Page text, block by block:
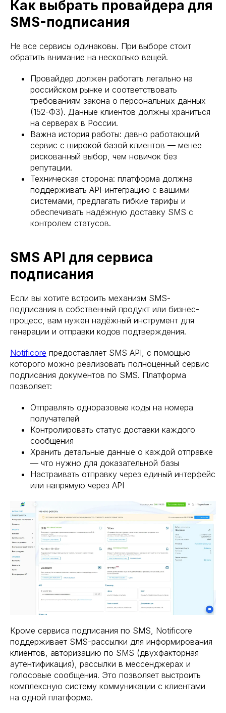
Как выбрать провайдера для
SMS-подписания
Не все сервисы одинаковы. При выборе стоит
обратить внимание на несколько вещей.
Провайдер должен работать легально на
российском рынке и соответствовать
требованиям закона о персональных данных
(152-ФЗ). Данные клиентов должны храниться
на серверах в России.
Важна история работы: давно работающий
сервис с широкой базой клиентов — менее
рискованный выбор, чем новичок без
репутации.
Техническая сторона: платформа должна
поддерживать API-интеграцию с вашими
системами, предлагать гибкие тарифы и
обеспечивать надёжную доставку SMS с
контролем статусов.
SMS API для сервиса
подписания
Если вы хотите встроить механизм SMS-
подписания в собственный продукт или бизнес-
процесс, вам нужен надёжный инструмент для
генерации и отправки кодов подтверждения.
Notificore предоставляет SMS API, с помощью
которого можно реализовать полноценный сервис
подписания документов по SMS. Платформа
позволяет:
Отправлять одноразовые коды на номера
получателей
Контролировать статус доставки каждого
сообщения
Хранить детальные данные о каждой отправке
— что нужно для доказательной базы
Настраивать отправку через единый интерфейс
или напрямую через API
Кроме сервиса подписания по SMS, Notificore
поддерживает SMS-рассылки для информирования
клиентов, авторизацию по SMS (двухфакторная
аутентификация), рассылки в мессенджерах и
голосовые сообщения. Это позволяет выстроить
комплексную систему коммуникации с клиентами
на одной платформе.